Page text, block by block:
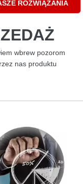
ROZWIĄZANIA
wbrew pozorom
nas produktu